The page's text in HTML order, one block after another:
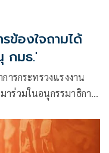
ข้องใจถามได้
กมธ.'
ารกระทรวงแรงงาน
าร่วมในอนุกรรมาธิการ